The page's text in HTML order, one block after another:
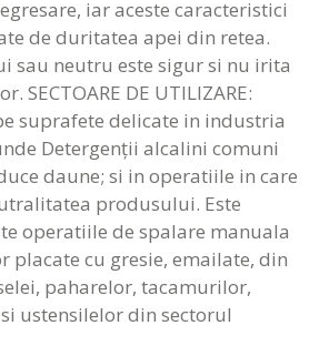
iar aceste caracteristici
de duritatea apei din retea.
sau neutru este sigur si nu irita
SECTOARE DE UTILIZARE:
suprafete delicate in industria
Detergenții alcalini comuni
daune; si in operatiile in care
produsului. Este
operatiile de spalare manuala
placate cu gresie, emailate, din
paharelor, tacamurilor,
ustensilelor din sectorul